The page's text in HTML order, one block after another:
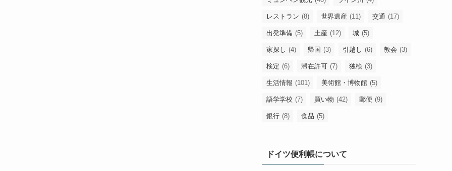
レストラン (8) 世界遺産 (11) 交通 (17)
出発準備 (5) 土産 (12) 城 (5)
家探し (4) 帰国 (3) 引越し (6) 教会 (3)
検定 (6) 滞在許可 (7) 独検 (3)
生活情報 (101) 美術館・博物館 (5)
語学学校 (7) 買い物 (42) 郵便 (9)
銀行 (8) 食品 (5)
ドイツ便利帳について